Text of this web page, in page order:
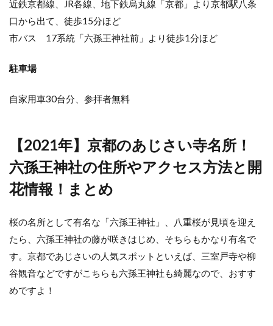
近鉄京都線、JR各線、地下鉄烏丸線「京都」より京都駅八条
口から出て、徒歩15分ほど
市バス 17系統「六孫王神社前」より徒歩1分ほど
駐車場
自家用車30台分、参拝者無料
【2021年】京都のあじさい寺名所！
六孫王神社の住所やアクセス方法と開
花情報！まとめ
桜の名所として有名な「六孫王神社」、八重桜が見頃を迎え
たら、六孫王神社の藤が咲きはじめ、そちらもかなり有名で
す。京都であじさいの人気スポットといえば、三室戸寺や柳
谷観音などですがこちらも六孫王神社も綺麗なので、おすす
めですよ！